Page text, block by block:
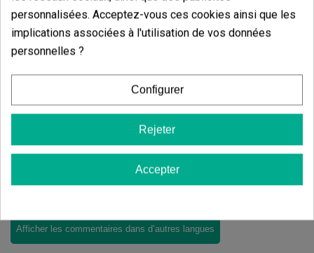
5de5
6 Valorisations globales
Commentaires surFiltre Osmose
Inversée Wassertec 150-190 L/jour
Il n'y a pas d'avis dans votre langue, vérifiez-les tous en
Afficher les commentaires dans d’autres langues
personnalisées. Acceptez-vous ces cookies ainsi que les
implications associées à l'utilisation de vos données
personnelles ?
Configurer
Rejeter
Accepter